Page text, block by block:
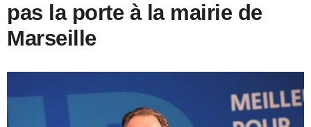
pas la porte à la mairie de
Marseille